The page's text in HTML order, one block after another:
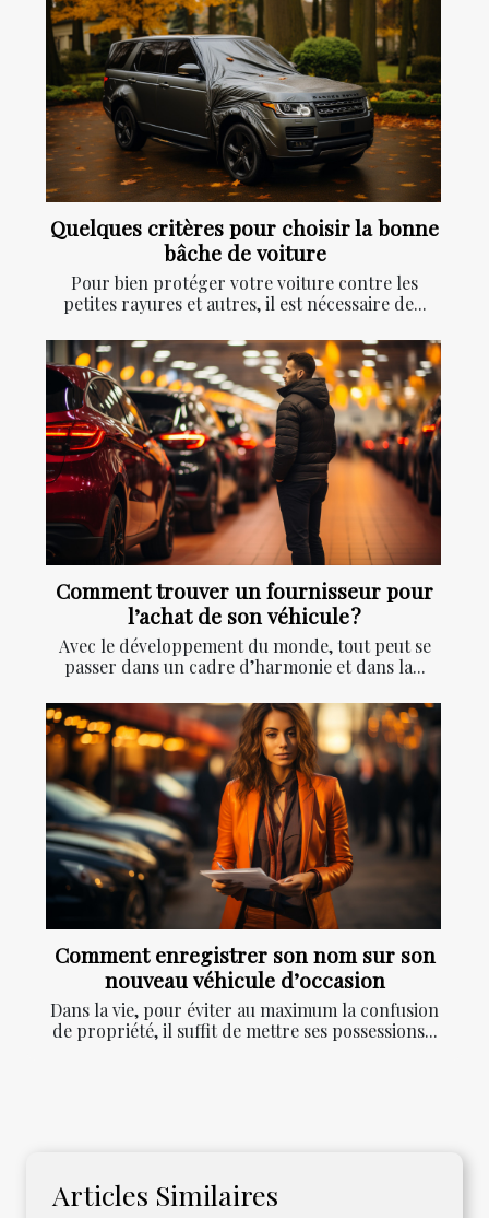
Quelques critères pour choisir la bonne
bâche de voiture
Pour bien protéger votre voiture contre les
petites rayures et autres, il est nécessaire de...
Comment trouver un fournisseur pour
l’achat de son véhicule ?
Avec le développement du monde, tout peut se
passer dans un cadre d’harmonie et dans la...
Comment enregistrer son nom sur son
nouveau véhicule d’occasion
Dans la vie, pour éviter au maximum la confusion
de propriété, il suffit de mettre ses possessions...
Articles Similaires